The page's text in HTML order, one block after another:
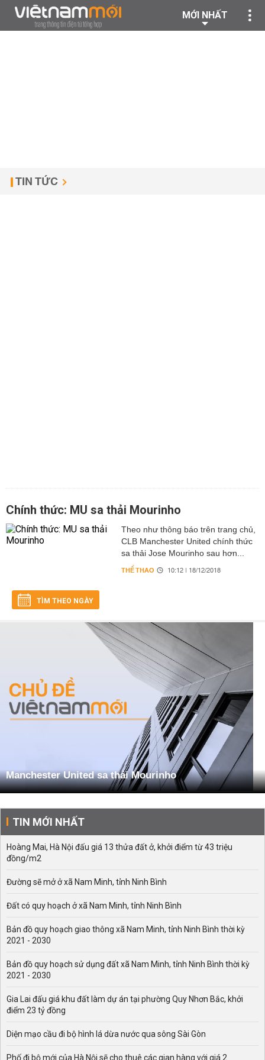
MỚI NHẤT
TIN TỨC
Chính thức: MU sa thải Mourinho
Theo như thông báo trên trang chủ,
CLB Manchester United chính thức
sa thải Jose Mourinho sau hơn...
THỂ THAO 10:12 | 18/12/2018
TÌM THEO NGÀY
Manchester United sa thải Mourinho
TIN MỚI NHẤT
Hoàng Mai, Hà Nội đấu giá 13 thửa đất ở, khởi điểm từ 43 triệu
đồng/m2
Đường sẽ mở ở xã Nam Minh, tỉnh Ninh Bình
Đất có quy hoạch ở xã Nam Minh, tỉnh Ninh Bình
Bản đồ quy hoạch giao thông xã Nam Minh, tỉnh Ninh Bình thời kỳ
2021 - 2030
Bản đồ quy hoạch sử dụng đất xã Nam Minh, tỉnh Ninh Bình thời kỳ
2021 - 2030
Gia Lai đấu giá khu đất làm dự án tại phường Quy Nhơn Bắc, khởi
điểm 23 tỷ đồng
Diện mạo cầu đi bộ hình lá dừa nước qua sông Sài Gòn
Phố đi bộ mới của Hà Nội sẽ cho thuê các gian hàng với giá 2